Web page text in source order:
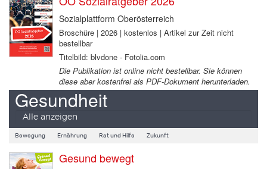
Sozialplattform Oberösterreich
Broschüre | 2026 | kostenlos | Artikel zur Zeit nicht
bestellbar
Titelbild: blvdone - Fotolia.com
Die Publikation ist online nicht bestellbar. Sie können
diese aber kostenfrei als PDF-Dokument herunterladen.
Gesundheit
Alle anzeigen
Bewegung Ernährung Rat und Hilfe Zukunft
Gesund bewegt